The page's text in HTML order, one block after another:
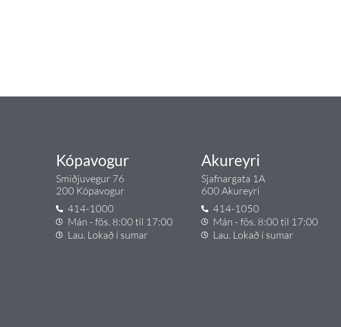
Kópavogur
Smiðjuvegur 76
200 Kópavogur
414-1000
Mán - fös. 8:00 til 17:00
Lau. Lokað í sumar
Akureyri
Sjafnargata 1A
600 Akureyri
414-1050
Mán - fös. 8:00 til 17:00
Lau. Lokað í sumar